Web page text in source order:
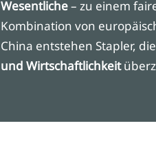
Wesentliche– zu einem
Kombination von
China entstehen Stapler,
und Wirtschaftlichkeit